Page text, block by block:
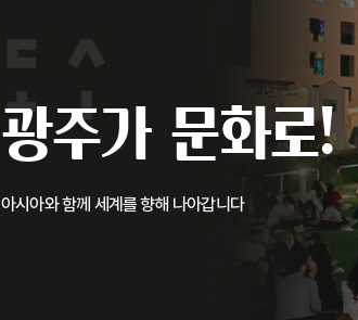
광주가 문화로!
아시아와 함께 세계를 향해 나아갑니다